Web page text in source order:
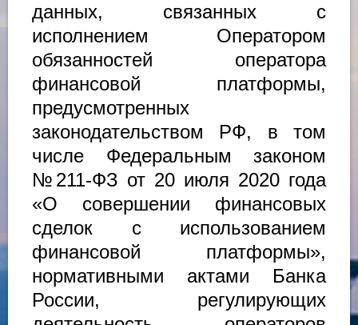
данных, связанных с
исполнением Оператором
обязанностей оператора
финансовой платформы,
предусмотренных
законодательством РФ, в том
числе Федеральным законом
№211-ФЗ от 20 июля 2020 года
«О совершении финансовых
сделок с использованием
финансовой платформы»,
нормативными актами Банка
России, регулирующих